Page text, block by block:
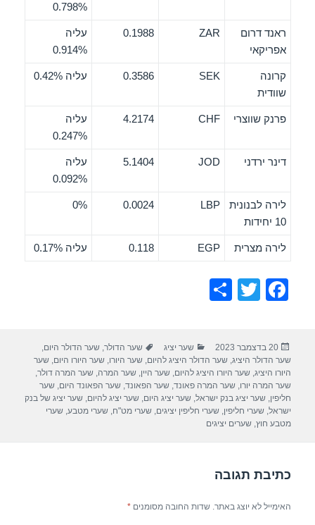
0.798%
ראנד דרום
אפריקאי
ZAR
0.1988
עליה
0.914%
קרונה
שוודית
SEK
0.3586 עליה 0.42%
פרנק שווצרי CHF
4.2174
עליה
0.247%
דינר ירדני JOD
5.1404
עליה
0.092%
לירה לבנונית
10 יחידות
LBP
0.0024
0%
לירה מצרית EGP
0.118 עליה 0.17%
F
e
b
o
o
T
er
e
פורסם
בתאריך
20 בדצמבר 2023 קטגוריות
שער יציג תגיות
שער הדולר,שער הדולר היום,
שער הדולר היציג,שער הדולר היציג להיום,שער היורו,שער היורו היום,שער
היורו היציג,שער היורו היציג להיום,שער היין,שער המרה,שער המרה דולר,
שער המרה יורו,שער המרה פאונד,שער הפאונד,שער הפאונד היום,שער
חליפין,שער יציג בנק ישראל,שער יציג היום,שער יציג להיום,שער יציג של בנק
ישראל,שערי חליפין,שערי חליפין יציגים,שערי מט"ח,שערי מטבע,שערי
מטבע חוץ,שערים יציגים
כתיבת תגובה
האימייל לא יוצג באתר. שדות החובה מסומנים*